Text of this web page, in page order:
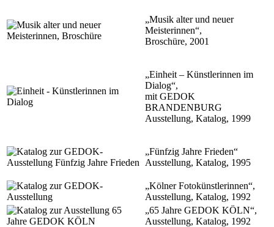
„Musik alter und neuer
Meisterinnen“,
Broschüre, 2001
„Einheit – Künstlerinnen im
Dialog“,
mit GEDOK
BRANDENBURG
Ausstellung, Katalog, 1999
„Fünfzig Jahre Frieden“
Ausstellung, Katalog, 1995
„Kölner Fotokünstlerinnen“,
Ausstellung, Katalog, 1992
„65 Jahre GEDOK KÖLN“,
Ausstellung, Katalog, 1992